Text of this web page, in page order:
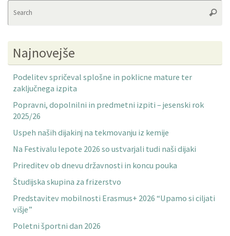
Najnovejše
Podelitev spričeval splošne in poklicne mature ter
zaključnega izpita
Popravni, dopolnilni in predmetni izpiti – jesenski rok
2025/26
Uspeh naših dijakinj na tekmovanju iz kemije
Na Festivalu lepote 2026 so ustvarjali tudi naši dijaki
Prireditev ob dnevu državnosti in koncu pouka
Študijska skupina za frizerstvo
Predstavitev mobilnosti Erasmus+ 2026 “Upamo si ciljati
višje”
Poletni športni dan 2026